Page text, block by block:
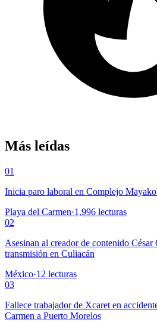
Más leídas
01
Inicia paro laboral en Complejo
Playa del Carmen·1,996 lecturas
02
Asesinan al creador de contenido César
transmisión en Culiacán
México·12 lecturas
03
Fallece trabajador de Xcaret en
Carmen a Puerto Morelos